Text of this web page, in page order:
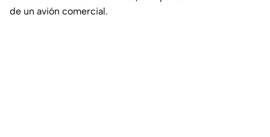
de un avión comercial.